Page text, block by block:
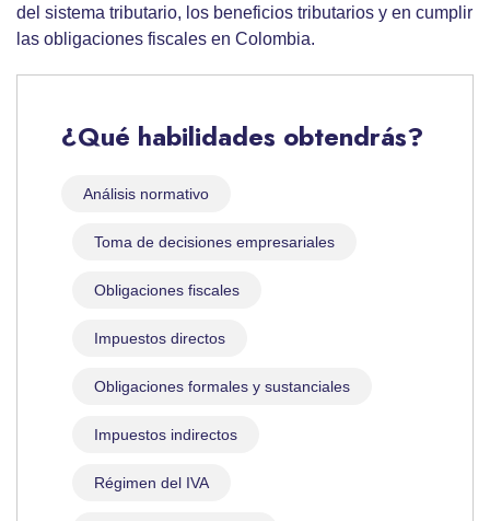
del sistema tributario, los beneficios tributarios y en cumplir
las obligaciones fiscales en Colombia.
¿Qué habilidades obtendrás?
Análisis normativo
Toma de decisiones empresariales
Obligaciones fiscales
Impuestos directos
Obligaciones formales y sustanciales
Impuestos indirectos
Régimen del IVA